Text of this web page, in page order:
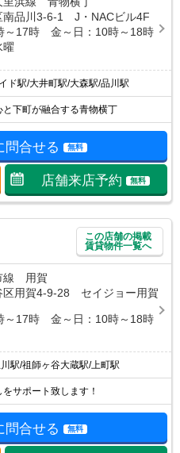
南品川3-6-1 J・NACビル4F
～17時 金～日：10時～18時
ド駅/大井町駅/大森駅/品川駅
下町が融合する青物横丁
問合せる 無料
店舗来店予約 無料
この店舗の掲載
賃貸物件一覧へ
線 用賀
区用賀4-9-28 セイジョー用賀
～17時 金～日：10時～18時
駅/祖師ヶ谷大蔵駅/上町駅
サポート致します！
問合せる 無料